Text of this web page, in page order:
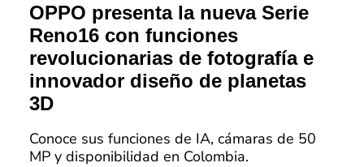
OPPO presenta la nueva Serie
Reno16 con funciones
revolucionarias de fotografía e
innovador diseño de planetas
3D
Conoce sus funciones de IA, cámaras de 50
MP y disponibilidad en Colombia.